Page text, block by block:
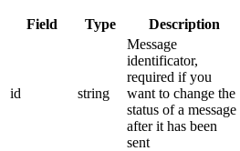
Field Type Description
id string
Message
identificator,
required if you
want to change the
status of a message
after it has been
sent